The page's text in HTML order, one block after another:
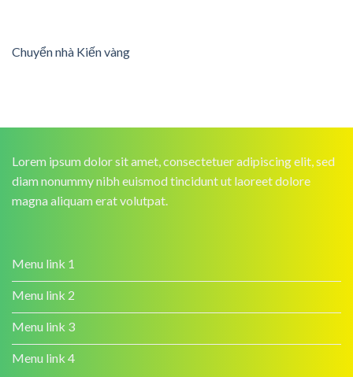
Chuyển nhà Kiến vàng
Lorem ipsum dolor sit amet, consectetuer adipiscing elit, sed
diam nonummy nibh euismod tincidunt ut laoreet dolore
magna aliquam erat volutpat.
Menu link 1
Menu link 2
Menu link 3
Menu link 4